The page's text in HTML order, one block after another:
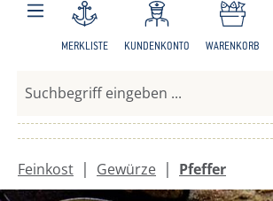
MERKLISTE KUNDENKONTO WARENKORB
Feinkost | Gewürze | Pfeffer